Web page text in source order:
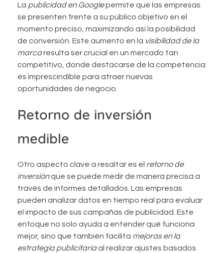
La publicidad en Googlepermite que las empresas
se presenten frente a su público objetivo en el
momento preciso, maximizando así la posibilidad
de conversión. Este aumento en la visibilidad de la
marcaresulta ser crucial en un mercado tan
competitivo, donde destacarse de la competencia
es imprescindible para atraer nuevas
oportunidades de negocio.
Retorno de inversión
medible
Otro aspecto clave a resaltar es el retorno de
inversiónque se puede medir de manera precisa a
través de informes detallados. Las empresas
pueden analizar datos en tiempo real para evaluar
el impacto de sus campañas de publicidad. Este
enfoque no solo ayuda a entender qué funciona
mejor, sino que también facilita mejoras en la
estrategia publicitariaal realizar ajustes basados